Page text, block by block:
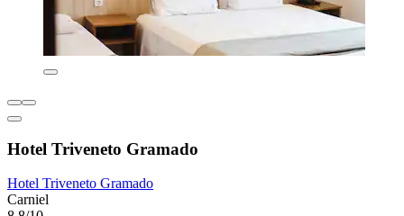
Hotel Triveneto Gramado
Hotel Triveneto Gramado
Carniel